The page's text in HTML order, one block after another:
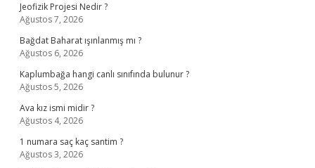
Jeofizik Projesi Nedir ?
Ağustos 7, 2026
Bağdat Baharat ışınlanmış mı ?
Ağustos 6, 2026
Kaplumbağa hangi canlı sınıfında bulunur ?
Ağustos 5, 2026
Ava kız ismi midir ?
Ağustos 4, 2026
1 numara saç kaç santim ?
Ağustos 3, 2026